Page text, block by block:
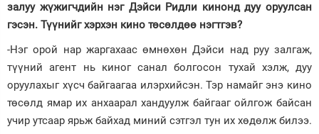
залуу жүжигчдийн нэг Дэйси Ридли кинонд дуу оруулсан
гэсэн. Түүнийг хэрхэн кино төсөлдөө нэгтгэв?
-Нэг орой нар жаргахаас өмнөхөн Дэйси над руу залгаж,
түүний агент нь киног санал болгосон тухай хэлж, дуу
оруулахыг хүсч байгаагаа илэрхийсэн. Тэр намайг энэ кино
төсөлд ямар их анхаарал хандуулж байгааг ойлгож байсан
учир утсаар ярьж байхад миний сэтгэл тун их хөдөлж билээ.